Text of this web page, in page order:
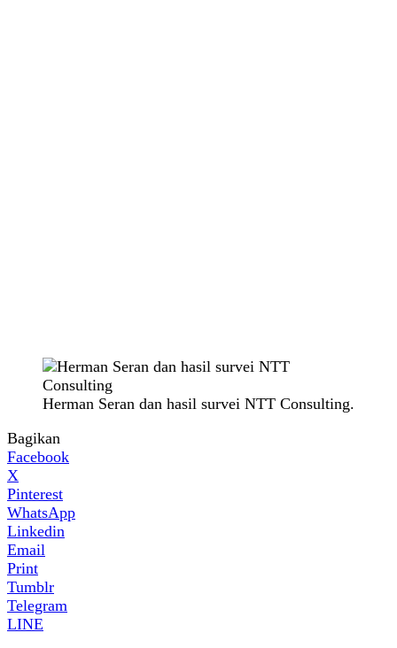
Herman Seran dan hasil survei NTT Consulting.
Bagikan
Facebook
X
Pinterest
WhatsApp
Linkedin
Email
Print
Tumblr
Telegram
LINE